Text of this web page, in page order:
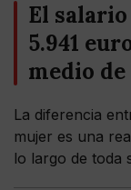
El
5.941
medio
La diferencia
mujer es una
lo largo de toda